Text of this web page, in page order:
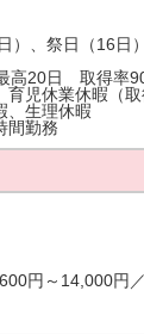
）、祭日（16日
高20日 取得率
児休業休暇（取
、生理休暇
間勤務
円～14,000円